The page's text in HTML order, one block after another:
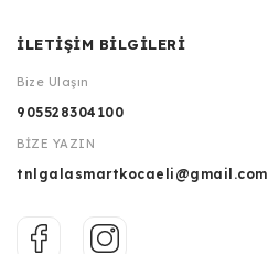
İLETİŞİM BİLGİLERİ
Bize Ulaşın
905528304100
BİZE YAZIN
tnlgalasmartkocaeli@gmail.com